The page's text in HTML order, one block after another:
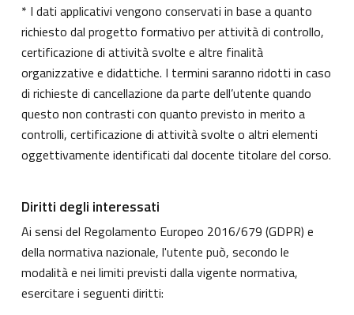
* I dati applicativi vengono conservati in base a quanto
richiesto dal progetto formativo per attività di controllo,
certificazione di attività svolte e altre finalità
organizzative e didattiche. I termini saranno ridotti in caso
di richieste di cancellazione da parte dell’utente quando
questo non contrasti con quanto previsto in merito a
controlli, certificazione di attività svolte o altri elementi
oggettivamente identificati dal docente titolare del corso.
Diritti degli interessati
Ai sensi del Regolamento Europeo 2016/679 (GDPR) e
della normativa nazionale, l'utente può, secondo le
modalità e nei limiti previsti dalla vigente normativa,
esercitare i seguenti diritti: